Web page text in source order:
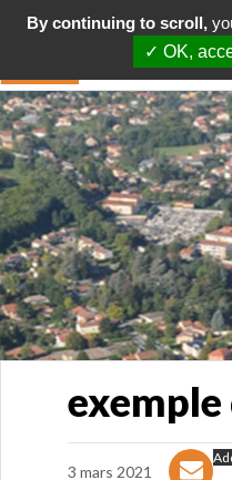
3 mars 2021
By continuing to scroll,
✓ OK,